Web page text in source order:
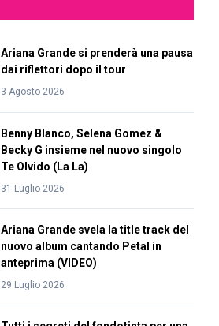
Ariana Grande si prenderà una pausa
dai riflettori dopo il tour
3 Agosto 2026
Benny Blanco, Selena Gomez &
Becky G insieme nel nuovo singolo
Te Olvido (La La)
31 Luglio 2026
Ariana Grande svela la title track del
nuovo album cantando Petal in
anteprima (VIDEO)
29 Luglio 2026